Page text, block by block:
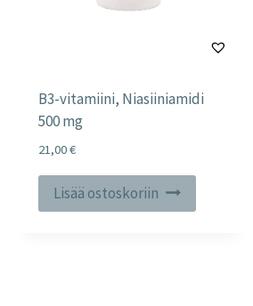
B3-vitamiini, Niasiiniamidi
500 mg
21,00€
Lisää ostoskoriin